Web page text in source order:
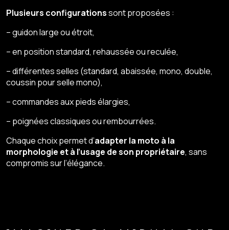
Plusieurs configurationssont proposées :
– guidon large ou étroit,
– en position standard, rehaussée ou reculée,
– différentes selles (standard, abaissée, mono, double,
coussin pour selle mono),
– commandes aux pieds élargies,
– poignées classiques ou rembourrées.
Chaque choix permet d’adapter la moto à la
morphologie et à l’usage de son propriétaire, sans
compromis sur l’élégance.